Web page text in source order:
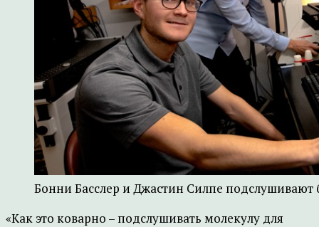
Бонни Басслер и Джастин Силпе подслушивают
«Как это коварно – подслушивать молекулу для